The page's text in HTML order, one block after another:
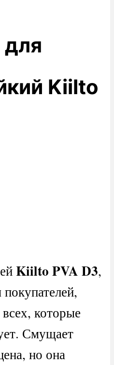
Kiilto
Kiilto PVA D3,
которые
Смущает
но она